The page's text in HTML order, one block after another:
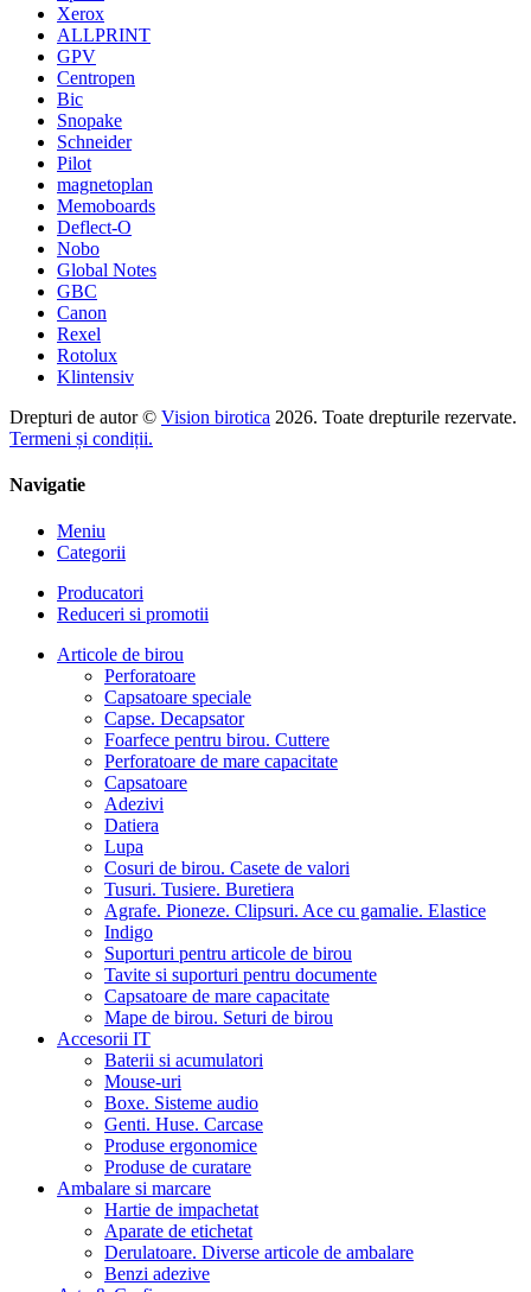
Xerox
ALLPRINT
GPV
Centropen
Bic
Snopake
Schneider
Pilot
magnetoplan
Memoboards
Deflect-O
Nobo
Global Notes
GBC
Canon
Rexel
Rotolux
Klintensiv
Drepturi de autor © Vision birotica 2026. Toate drepturile rezervate.
Termeni și condiții.
Navigatie
Meniu
Categorii
Producatori
Reduceri si promotii
Articole de birou
Perforatoare
Capsatoare speciale
Capse. Decapsator
Foarfece pentru birou. Cuttere
Perforatoare de mare capacitate
Capsatoare
Adezivi
Datiera
Lupa
Cosuri de birou. Casete de valori
Tusuri. Tusiere. Buretiera
Agrafe. Pioneze. Clipsuri. Ace cu gamalie. Elastice
Indigo
Suporturi pentru articole de birou
Tavite si suporturi pentru documente
Capsatoare de mare capacitate
Mape de birou. Seturi de birou
Accesorii IT
Baterii si acumulatori
Mouse-uri
Boxe. Sisteme audio
Genti. Huse. Carcase
Produse ergonomice
Produse de curatare
Ambalare si marcare
Hartie de impachetat
Aparate de etichetat
Derulatoare. Diverse articole de ambalare
Benzi adezive